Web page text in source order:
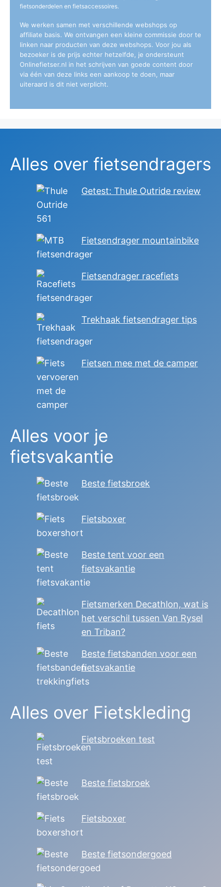
fietsonderdelen en fietsaccessoires.
We werken samen met verschillende webshops op
affiliate basis. We ontvangen een kleine commissie door te
linken naar producten van deze webshops. Voor jou als
bezoeker is de prijs echter hetzelfde, je ondersteunt
Onlinefietser.nl in het schrijven van goede content door
via één van deze links een aankoop te doen, maar
uiteraard is dit niet verplicht.
Alles over fietsendragers
Getest: Thule Outride review
Fietsendrager mountainbike
Fietsendrager racefiets
Trekhaak fietsendrager tips
Fietsen mee met de camper
Alles voor je
fietsvakantie
Beste fietsbroek
Fietsboxer
Beste tent voor een
fietsvakantie
Fietsmerken Decathlon, wat is
het verschil tussen Van Rysel
en Triban?
Beste fietsbanden voor een
fietsvakantie
Alles over Fietskleding
Fietsbroeken test
Beste fietsbroek
Fietsboxer
Beste fietsondergoed